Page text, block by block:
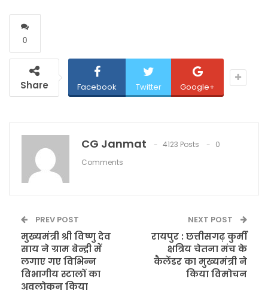
0
Share Facebook Twitter Google+
CG Janmat 4123 Posts
0
Comments
PREV POST
मुख्यमंत्री श्री विष्णु देव
साय ने ग्राम बेन्द्री में
लगाए गए विभिन्न
विभागीय स्टालों का
अवलोकन किया
NEXT POST
रायपुर : छत्तीसगढ़ कुर्मी
क्षत्रिय चेतना मंच के
कैलेंडर का मुख्यमंत्री ने
किया विमोचन